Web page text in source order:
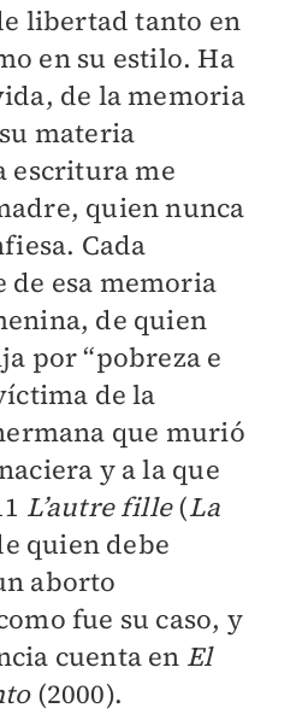
libertad tanto en
en su estilo. Ha
de la memoria
materia
escritura me
quien nunca
Cada
de esa memoria
de quien
por “pobreza e
de la
que murió
y a la que
L’autre fille(La
quien debe
aborto
fue su caso, y
cuenta en El
(2000).